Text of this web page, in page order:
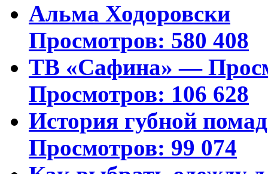
Альма Ходоровски
Просмотров: 580 408
ТВ «Сафина» —
Просмотров: 106 628
История губной
Просмотров: 99 074